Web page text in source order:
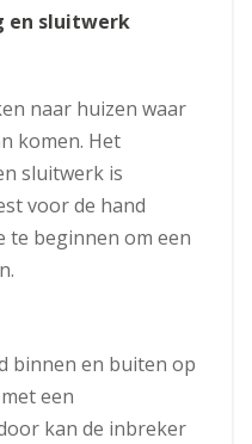
en sluitwerk
naar huizen waar
komen. Het
sluitwerk is
voor de hand
te beginnen om een
binnen en buiten op
een
kan de inbreker